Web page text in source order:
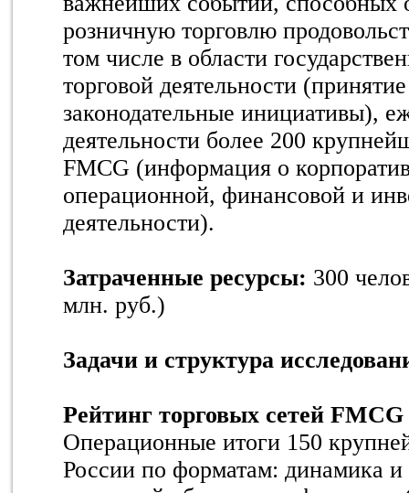
розничную торговлю
том числе в области
торговой деятельности
законодательные инициативы),
деятельности более 200
FMCG (информация о
операционной, финансовой и
деятельности).
Затраченные ресурсы: 300
млн. руб.)
Задачи и структура
Рейтинг торговых сетей
Операционные итоги 150
России по форматам: динамика и